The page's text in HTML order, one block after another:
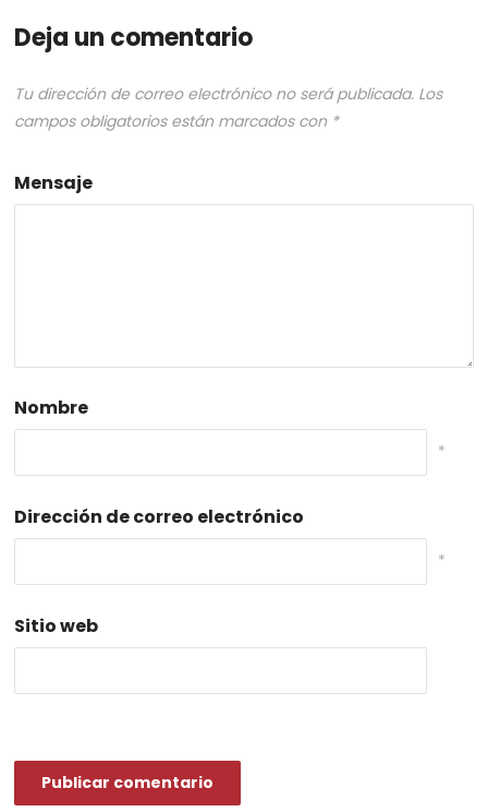
Deja un comentario
Tu dirección de correo electrónico no será publicada. Los
campos obligatorios están marcados con *
Mensaje
Nombre
*
Dirección de correo electrónico
*
Sitio web